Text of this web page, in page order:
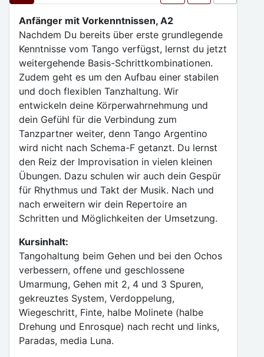
Anfänger mit Vorkenntnissen, A2
Nachdem Du bereits über erste grundlegende
Kenntnisse vom Tango verfügst, lernst du jetzt
weitergehende Basis-Schrittkombinationen.
Zudem geht es um den Aufbau einer stabilen
und doch flexiblen Tanzhaltung. Wir
entwickeln deine Körperwahrnehmung und
dein Gefühl für die Verbindung zum
Tanzpartner weiter, denn Tango Argentino
wird nicht nach Schema-F getanzt. Du lernst
den Reiz der Improvisation in vielen kleinen
Übungen. Dazu schulen wir auch dein Gespür
für Rhythmus und Takt der Musik. Nach und
nach erweitern wir dein Repertoire an
Schritten und Möglichkeiten der Umsetzung.
Kursinhalt:
Tangohaltung beim Gehen und bei den Ochos
verbessern, offene und geschlossene
Umarmung, Gehen mit 2, 4 und 3 Spuren,
gekreuztes System, Verdoppelung,
Wiegeschritt, Finte, halbe Molinete (halbe
Drehung und Enrosque) nach recht und links,
Paradas, media Luna.